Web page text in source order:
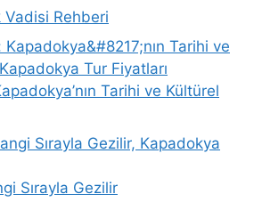
Rehberi
Tarihi ve Kültürel
Sırayla Gezilir